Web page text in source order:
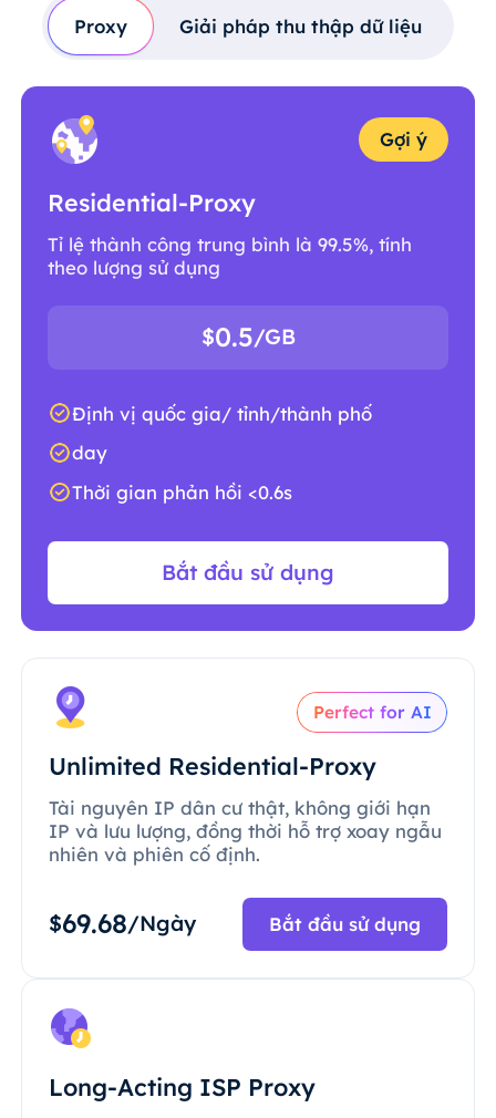
Proxy Giải pháp thu thập dữ liệu
Gợi ý
Residential-Proxy
Tỉ lệ thành công trung bình là 99.5%, tính
theo lượng sử dụng
$0.5/GB
Định vị quốc gia/ tỉnh/thành phố
day
Thời gian phản hồi <0.6s
Bắt đầu sử dụng
Perfect for AI
Unlimited Residential-Proxy
Tài nguyên IP dân cư thật, không giới hạn
IP và lưu lượng, đồng thời hỗ trợ xoay ngẫu
nhiên và phiên cố định.
$69.68/Ngày Bắt đầu sử dụng
Long-Acting ISP Proxy